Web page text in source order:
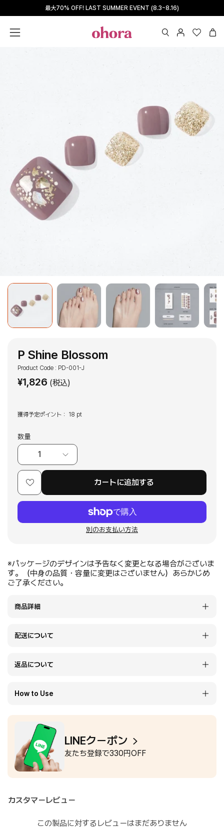
Read
Privacy
to
最大70% OFF! LAST SUMMER EVENT (8.3~8.16)
Open
OPEN
マ
Wishlist
P Shine Blossom
Product Code : PD-001-J
¥1,826 (税込)
獲得予定ポイント： 18 pt
数量
1
カートに追加する
別のお支払い方法
※パッケージのデザインは予告なく変更となる場合がございま
す。（中身の品質・容量に変更はございません）あらかじめ
ご了承ください。
商品詳細
配送について
返品について
How to Use
LINEクーポン
友たち登録で330円OFF
カスタマーレビュー
この製品に対するレビューはまだありません